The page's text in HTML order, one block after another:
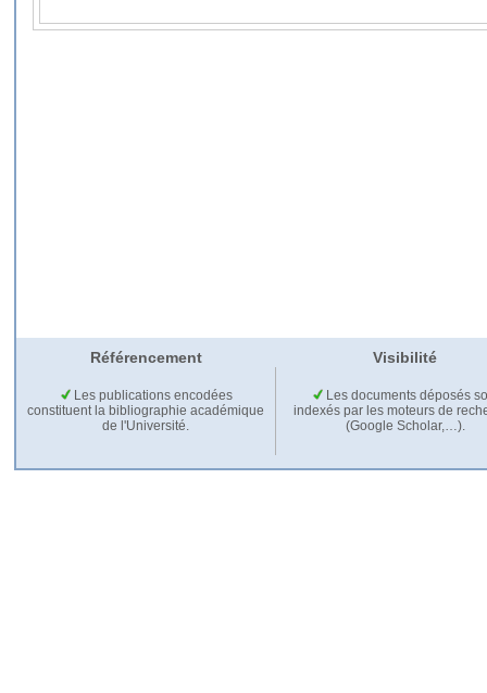
Référencement Visibilité
Les publications encodées
constituent la bibliographie académique
de l'Université.
Les documents déposés
indexés par les moteurs de
(Google Scholar,…).